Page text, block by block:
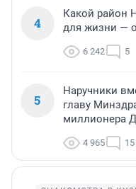
4
Какой район
для жизни —
6 242 5
5
Наручники
главу
миллионера
4 965 15